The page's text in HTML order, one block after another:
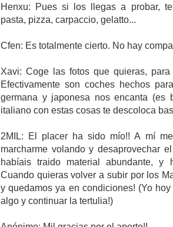
Henxu: Pues si los llegas a probar,
pasta, pizza, carpaccio, gelatto...
Cfen: Es totalmente cierto. No hay
Xavi: Coge las fotos que quieras,
Efectivamente son coches hechos
germana y japonesa nos encanta (es
italiano con estas cosas te descoloca
2MIL: El placer ha sido mío!! A mí
marcharme volando y desaprovechar
habíais traido material abundante, y
Cuando quieras volver a subir por los
y quedamos ya en condiciones! (Yo
algo y continuar la tertulia!)